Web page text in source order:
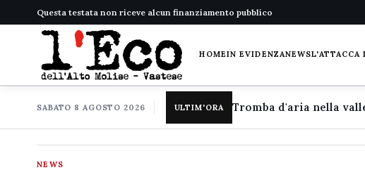
Questa testata non riceve alcun finanziamento pubblico
HOMEIN EVIDENZANEWSL'ATTACCA
SABATO 8 AGOSTO 2026 ULTIM'ORA
NEWS